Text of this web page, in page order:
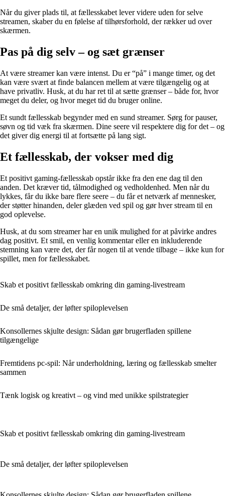
Når du giver plads til, at fællesskabet lever videre uden for selve
streamen, skaber du en følelse af tilhørsforhold, der rækker ud over
skærmen.
Pas på dig selv – og sæt grænser
At være streamer kan være intenst. Du er “på” i mange timer, og det
kan være svært at finde balancen mellem at være tilgængelig og at
have privatliv. Husk, at du har ret til at sætte grænser – både for, hvor
meget du deler, og hvor meget tid du bruger online.
Et sundt fællesskab begynder med en sund streamer. Sørg for pauser,
søvn og tid væk fra skærmen. Dine seere vil respektere dig for det – og
det giver dig energi til at fortsætte på lang sigt.
Et fællesskab, der vokser med dig
Et positivt gaming‑fællesskab opstår ikke fra den ene dag til den
anden. Det kræver tid, tålmodighed og vedholdenhed. Men når du
lykkes, får du ikke bare flere seere – du får et netværk af mennesker,
der støtter hinanden, deler glæden ved spil og gør hver stream til en
god oplevelse.
Husk, at du som streamer har en unik mulighed for at påvirke andres
dag positivt. Et smil, en venlig kommentar eller en inkluderende
stemning kan være det, der får nogen til at vende tilbage – ikke kun for
spillet, men for fællesskabet.
Skab et positivt fællesskab omkring din gaming‑livestream
De små detaljer, der løfter spiloplevelsen
Konsollernes skjulte design: Sådan gør brugerfladen spillene
tilgængelige
Fremtidens pc-spil: Når underholdning, læring og fællesskab smelter
sammen
Tænk logisk og kreativt – og vind med unikke spilstrategier
Skab et positivt fællesskab omkring din gaming‑livestream
De små detaljer, der løfter spiloplevelsen